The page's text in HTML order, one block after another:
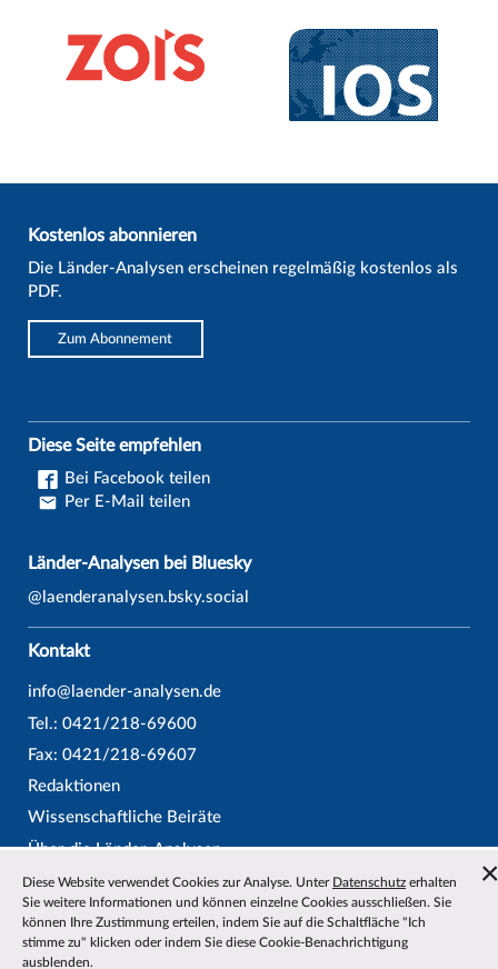
Kostenlos abonnieren
Die Länder-Analysen erscheinen regelmäßig kostenlos als
PDF.
Zum Abonnement
Diese Seite empfehlen
Bei Facebook teilen
Per E-Mail teilen
Länder-Analysen bei Bluesky
@laenderanalysen.bsky.social
Kontakt
info@laender-analysen.de
Tel.: 0421/218-69600
Fax: 0421/218-69607
Redaktionen
Wissenschaftliche Beiräte
Über die Länder-Analysen
Datenschutz—Impressum — Barrierefreiheit
Diese Website verwendet Cookies zur Analyse. Unter Datenschutz erhalten
Sie weitere Informationen und können einzelne Cookies ausschließen. Sie
können Ihre Zustimmung erteilen, indem Sie auf die Schaltfläche "Ich
stimme zu" klicken oder indem Sie diese Cookie-Benachrichtigung
ausblenden.